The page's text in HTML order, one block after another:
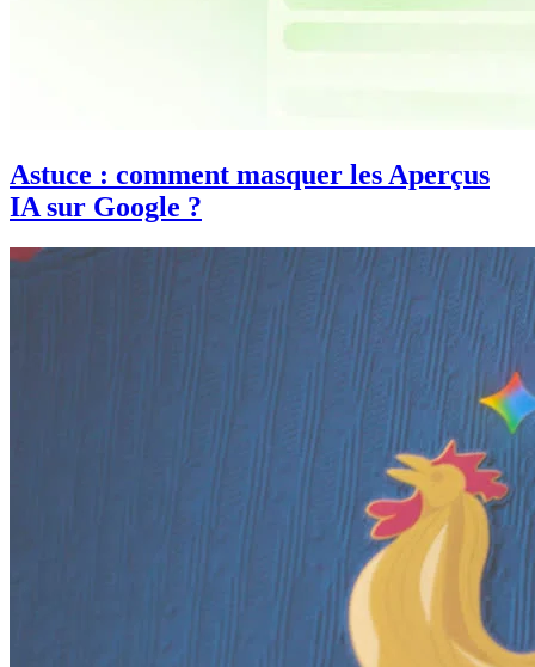
Astuce : comment masquer les Aperçus
IA sur Google ?